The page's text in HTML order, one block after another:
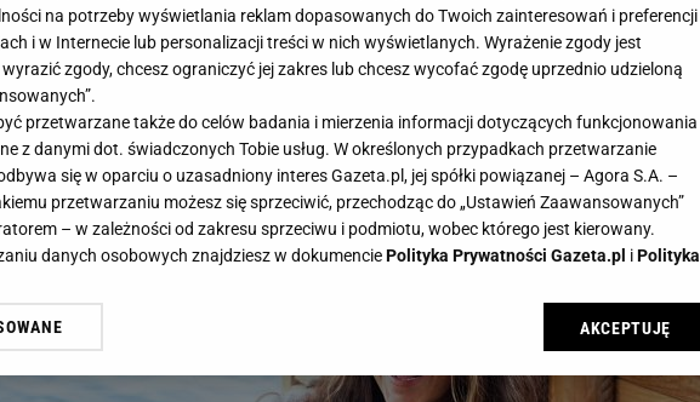
i wielobarwne tkaniny to styl marokański będzie czymś idealnym
Marrakeszu na swoim balkonie. W aranżacji twojej wyjątkowej
dodatki z nowej kolekcji Pepco.
na potrzeby wyświetlania reklam dopasowanych do Twoich zainteresowań i preferencji
i w Internecie lub personalizacji treści w nich wyświetlanych. Wyrażenie zgody jest
zgody, chcesz ograniczyć jej zakres lub chcesz wycofać zgodę uprzednio udzieloną
przetwarzane także do celów badania i mierzenia informacji dotyczących funkcjonowania
z danymi dot. świadczonych Tobie usług. W określonych przypadkach przetwarzanie
się w oparciu o uzasadniony interes Gazeta.pl, jej spółki powiązanej – Agora S.A. –
przetwarzaniu możesz się sprzeciwić, przechodząc do „Ustawień Zaawansowanych”
– w zależności od zakresu sprzeciwu i podmiotu, wobec którego jest kierowany.
danych osobowych znajdziesz w dokumenciePolityka Prywatności Gazeta.pl iPolityka
też zgodę na zainstalowanie i przechowywanie plików cookie Gazeta.pl sp. z o.o., jej
narzędzie do zarządzania twoimi preferencjami dot. przetwarzania danych poprzez
AKCEPTUJĘ